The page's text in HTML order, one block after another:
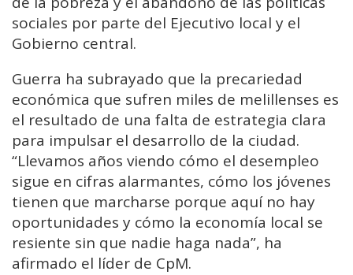
sociales por parte del Ejecutivo local y el
Gobierno central.
Guerra ha subrayado que la precariedad
económica que sufren miles de melillenses es
el resultado de una falta de estrategia clara
para impulsar el desarrollo de la ciudad.
“Llevamos años viendo cómo el desempleo
sigue en cifras alarmantes, cómo los jóvenes
tienen que marcharse porque aquí no hay
oportunidades y cómo la economía local se
resiente sin que nadie haga nada”, ha
afirmado el líder de CpM.